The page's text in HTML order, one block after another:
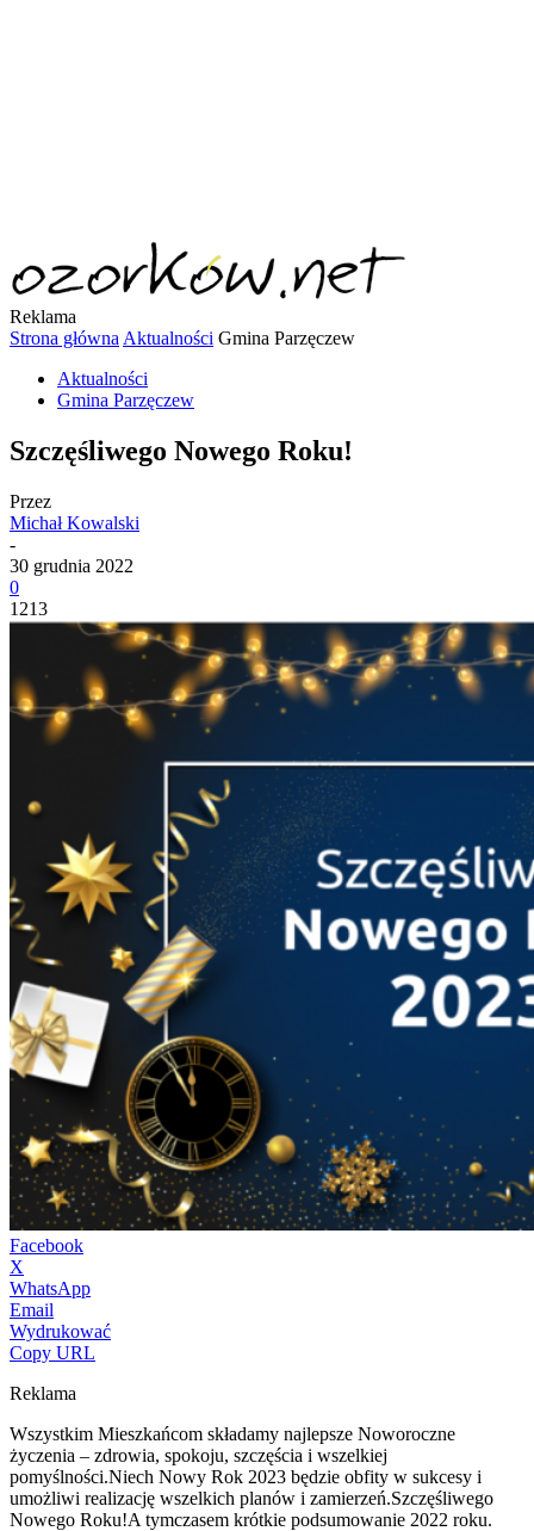
Reklama
Strona główna Aktualności Gmina Parzęczew
Aktualności
Gmina Parzęczew
Szczęśliwego Nowego Roku!
Przez
Michał Kowalski
-
30 grudnia 2022
0
1213
Facebook
X
WhatsApp
Email
Wydrukować
Copy URL
Reklama
Wszystkim Mieszkańcom składamy najlepsze Noworoczne
życzenia – zdrowia, spokoju, szczęścia i wszelkiej
pomyślności.Niech Nowy Rok 2023 będzie obfity w sukcesy i
umożliwi realizację wszelkich planów i zamierzeń.Szczęśliwego
Nowego Roku!A tymczasem krótkie podsumowanie 2022 roku.